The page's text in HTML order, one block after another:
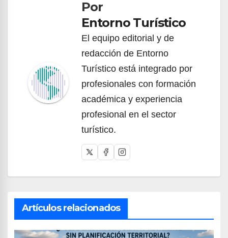
entradasPor
Entorno Turístico
El equipo editorial y de
redacción de Entorno
Turístico está integrado por
profesionales con formación
académica y experiencia
profesional en el sector
turístico.
Artículos relacionados